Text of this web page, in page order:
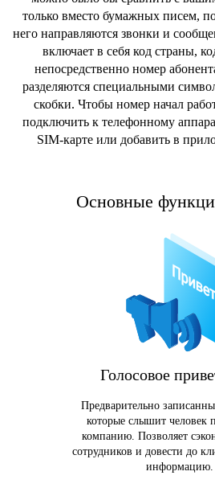
только вместо бумажных писем,
него направляются звонки и
включает в себя код страны,
непосредственно номер
разделяются специальными
скобки. Чтобы номер начал
подключить к телефонному
SIM-карте или добавить в
Основные
Голосовое
Предварительно
которые слышит человек
компанию. Позволяет
сотрудников и довести до
информацию.